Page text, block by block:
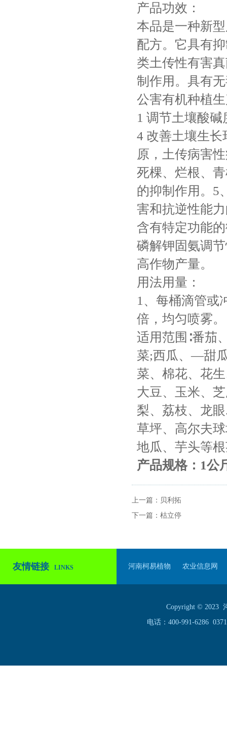
产品功效：
本品是一种新
配方。它具有
类土传性有害
制作用。具有
公害有机种植
1 调节土壤酸
4 改善土壤生
原，土传病害
死棵、烂根、
的抑制作用。5
害和抗逆性能
含有特定功能
磷解钾固氨调
高作物产量。
用法用量：
1、每桶滴管或
倍，均匀喷雾。
适用范围∶番茄
菜;西瓜、―甜
菜、棉花、花
大豆、玉米、
梨、荔枝、龙
草坪、高尔夫
地瓜、芋头等
产品规格：1公
上一篇： 贝利拓
下一篇： 枯立停
友情链接 LINKS 河南柯易植物 农业信息网
Copyright © 2023
电话：400-991-6286